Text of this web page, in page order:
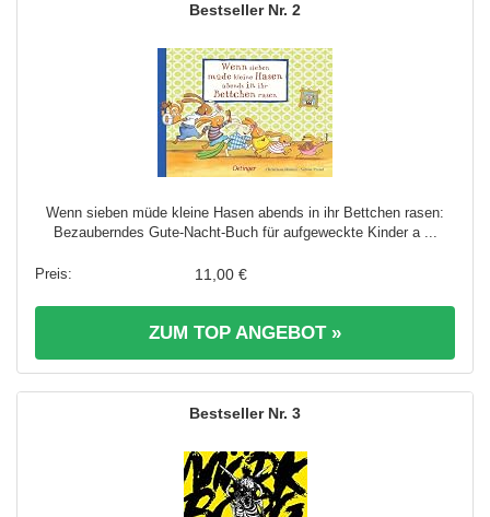
2
Wenn sieben müde kleine Hasen abends in ihr Bettchen rasen:
Bezauberndes Gute-Nacht-Buch für aufgeweckte Kinder a ...
11,00 €
ZUM TOP ANGEBOT »
3